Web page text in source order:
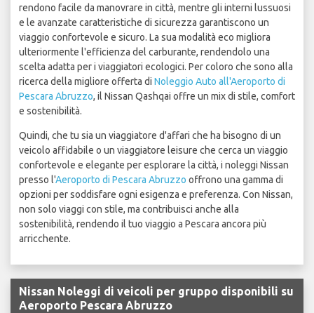
rendono facile da manovrare in città, mentre gli interni lussuosi
e le avanzate caratteristiche di sicurezza garantiscono un
viaggio confortevole e sicuro. La sua modalità eco migliora
ulteriormente l'efficienza del carburante, rendendolo una
scelta adatta per i viaggiatori ecologici. Per coloro che sono alla
ricerca della migliore offerta di Noleggio Auto all'Aeroporto di
Pescara Abruzzo, il Nissan Qashqai offre un mix di stile, comfort
e sostenibilità.
Quindi, che tu sia un viaggiatore d'affari che ha bisogno di un
veicolo affidabile o un viaggiatore leisure che cerca un viaggio
confortevole e elegante per esplorare la città, i noleggi Nissan
presso l'Aeroporto di Pescara Abruzzo offrono una gamma di
opzioni per soddisfare ogni esigenza e preferenza. Con Nissan,
non solo viaggi con stile, ma contribuisci anche alla
sostenibilità, rendendo il tuo viaggio a Pescara ancora più
arricchente.
Nissan Noleggi di veicoli per gruppo disponibili su
Aeroporto Pescara Abruzzo